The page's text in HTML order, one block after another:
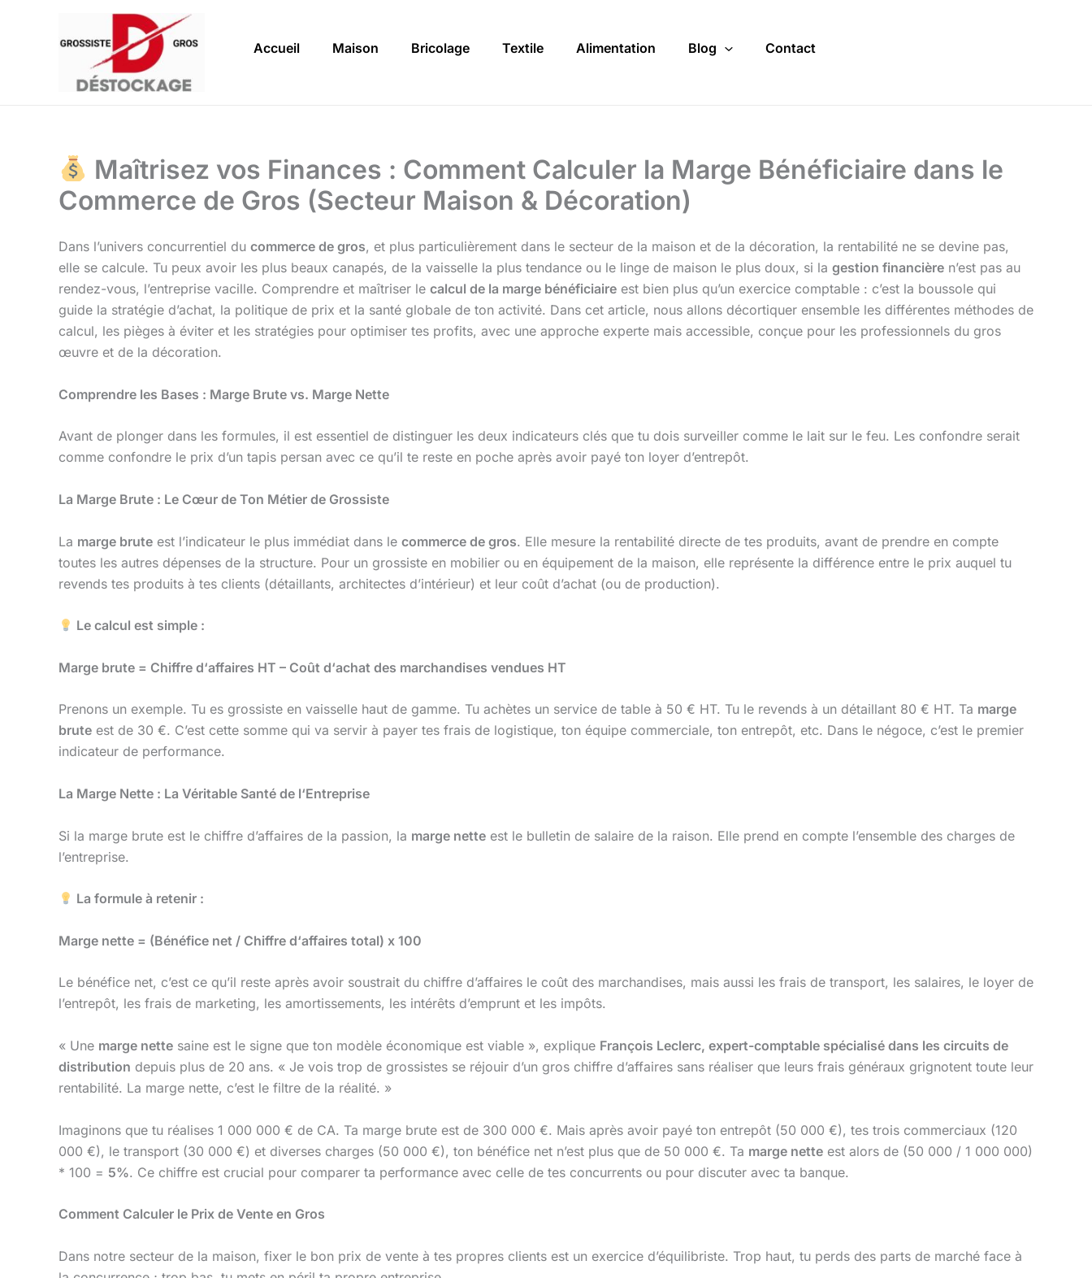
Accueil Maison Bricolage Textile Alimentation Blog Contact
Maîtrisez vos Finances : Comment Calculer la Marge Bénéficiaire dans le
Commerce de Gros (Secteur Maison & Décoration)
Dans l’univers concurrentiel du commerce de gros, et plus particulièrement dans le secteur de la maison et de la décoration, la rentabilité ne se devine pas,
elle se calcule. Tu peux avoir les plus beaux canapés, de la vaisselle la plus tendance ou le linge de maison le plus doux, si la gestion financière n’est pas au
rendez-vous, l’entreprise vacille. Comprendre et maîtriser le calcul de la marge bénéficiaire est bien plus qu’un exercice comptable : c’est la boussole qui
guide la stratégie d’achat, la politique de prix et la santé globale de ton activité. Dans cet article, nous allons décortiquer ensemble les différentes méthodes de
calcul, les pièges à éviter et les stratégies pour optimiser tes profits, avec une approche experte mais accessible, conçue pour les professionnels du gros
œuvre et de la décoration.
Comprendre les Bases : Marge Brute vs. Marge Nette
Avant de plonger dans les formules, il est essentiel de distinguer les deux indicateurs clés que tu dois surveiller comme le lait sur le feu. Les confondre serait
comme confondre le prix d’un tapis persan avec ce qu’il te reste en poche après avoir payé ton loyer d’entrepôt.
La Marge Brute : Le Cœur de Ton Métier de Grossiste
La marge brute est l’indicateur le plus immédiat dans le commerce de gros. Elle mesure la rentabilité directe de tes produits, avant de prendre en compte
toutes les autres dépenses de la structure. Pour un grossiste en mobilier ou en équipement de la maison, elle représente la différence entre le prix auquel tu
revends tes produits à tes clients (détaillants, architectes d’intérieur) et leur coût d’achat (ou de production).
Le calcul est simple :
Marge brute = Chiffre d‘affaires HT – Coût d‘achat des marchandises vendues HT
Prenons un exemple. Tu es grossiste en vaisselle haut de gamme. Tu achètes un service de table à 50 € HT. Tu le revends à un détaillant 80 € HT. Ta marge
brute est de 30 €. C’est cette somme qui va servir à payer tes frais de logistique, ton équipe commerciale, ton entrepôt, etc. Dans le négoce, c’est le premier
indicateur de performance.
La Marge Nette : La Véritable Santé de l‘Entreprise
Si la marge brute est le chiffre d’affaires de la passion, la marge nette est le bulletin de salaire de la raison. Elle prend en compte l’ensemble des charges de
l’entreprise.
La formule à retenir :
Marge nette = (Bénéfice net / Chiffre d‘affaires total) x 100
Le bénéfice net, c’est ce qu’il reste après avoir soustrait du chiffre d’affaires le coût des marchandises, mais aussi les frais de transport, les salaires, le loyer de
l’entrepôt, les frais de marketing, les amortissements, les intérêts d’emprunt et les impôts.
« Une marge nette saine est le signe que ton modèle économique est viable », explique François Leclerc, expert-comptable spécialisé dans les circuits de
distribution depuis plus de 20 ans. « Je vois trop de grossistes se réjouir d’un gros chiffre d’affaires sans réaliser que leurs frais généraux grignotent toute leur
rentabilité. La marge nette, c’est le filtre de la réalité. »
Imaginons que tu réalises 1 000 000 € de CA. Ta marge brute est de 300 000 €. Mais après avoir payé ton entrepôt (50 000 €), tes trois commerciaux (120
000 €), le transport (30 000 €) et diverses charges (50 000 €), ton bénéfice net n’est plus que de 50 000 €. Ta marge nette est alors de (50 000 / 1 000 000)
* 100 = 5%. Ce chiffre est crucial pour comparer ta performance avec celle de tes concurrents ou pour discuter avec ta banque.
Comment Calculer le Prix de Vente en Gros
Dans notre secteur de la maison, fixer le bon prix de vente à tes propres clients est un exercice d’équilibriste. Trop haut, tu perds des parts de marché face à